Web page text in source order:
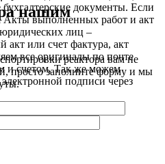
документы. Если
выполненных работ и акт
лиц –
акт или счет фактура, акт
все оригиналы по почте
и счетом. Так же можем
подписи через
нашим
реактора вам не
просто заполните форму и мы